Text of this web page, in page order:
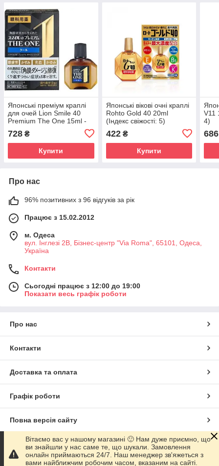
Японські преміум краплі
для очей Lion Smile 40
Premium The One 15ml -
728 ₴
Купити
Японські вікові очні краплі
Rohto Gold 40 20ml
(Індекс свіжості: 5)
422₴
Купити
V11
4)
686
Про нас
96% позитивних з 96 відгуків за рік
Працює з 15.02.2012
м. Одеса
вул. Інглезі 2В, Бізнес-центр "Via Roma", 65101, Одеса,
Україна
Контакти
Сьогодні працює з 12:00 до 19:00
Показати весь графік роботи
Про нас
Контакти
Доставка та оплата
Графік роботи
Повна версія сайту
Сайт створено на маркетплейсіProm.ua
Вітаємо вас у нашому магазині 🙂 Нам дуже приємно, що
ви знайшли у нас саме те, що шукали. Замовлення
онлайн приймаються 24/7. Наш менеджер зв'яжеться з
вами найближчим робочим часом, вказаним на сайті.